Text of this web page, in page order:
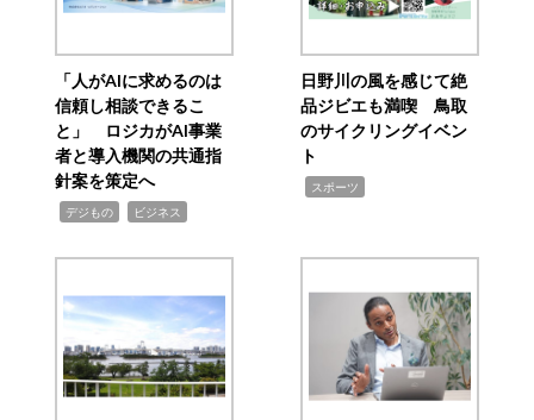
「人がAIに求めるのは
信頼し相談できるこ
と」 ロジカがAI事業
者と導入機関の共通指
針案を策定へ
デジもの ビジネス
日野川の風を感じて絶
品ジビエも満喫 鳥取
のサイクリングイベン
ト
スポーツ